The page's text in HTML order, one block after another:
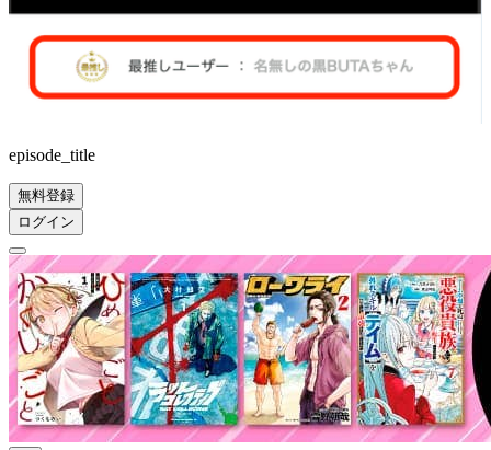
episode_title
無料登録
ログイン